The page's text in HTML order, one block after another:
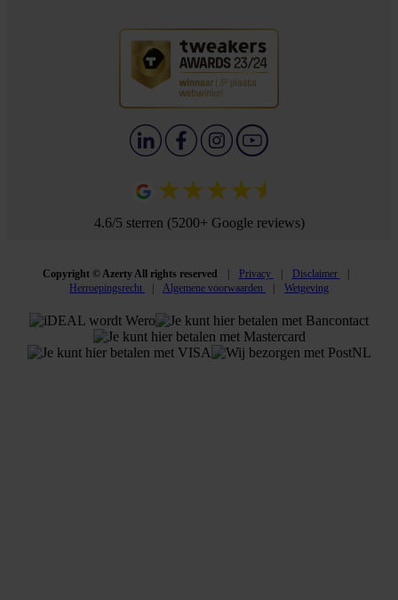
4.6/5 sterren (5200+ Google reviews)
Copyright © Azerty All rights reserved Privacy
Disclaimer
Herroepingsrecht
Algemene voorwaarden Wetgeving